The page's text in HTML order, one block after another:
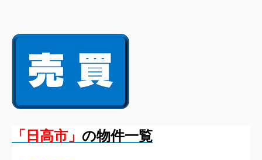
「日高市」 の物件一覧